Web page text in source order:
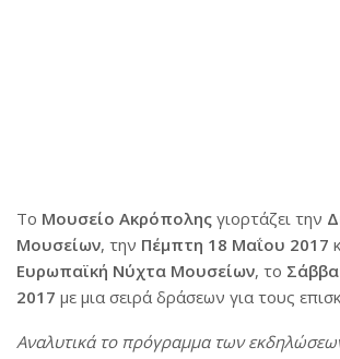
Το Μουσείο Ακρόπολης γιορτάζει την
Μουσείων, την Πέμπτη 18 Μαΐου 2017
Ευρωπαϊκή Νύχτα Μουσείων, το
2017 με μια σειρά δράσεων για τους
Aναλυτικά το πρόγραμμα των